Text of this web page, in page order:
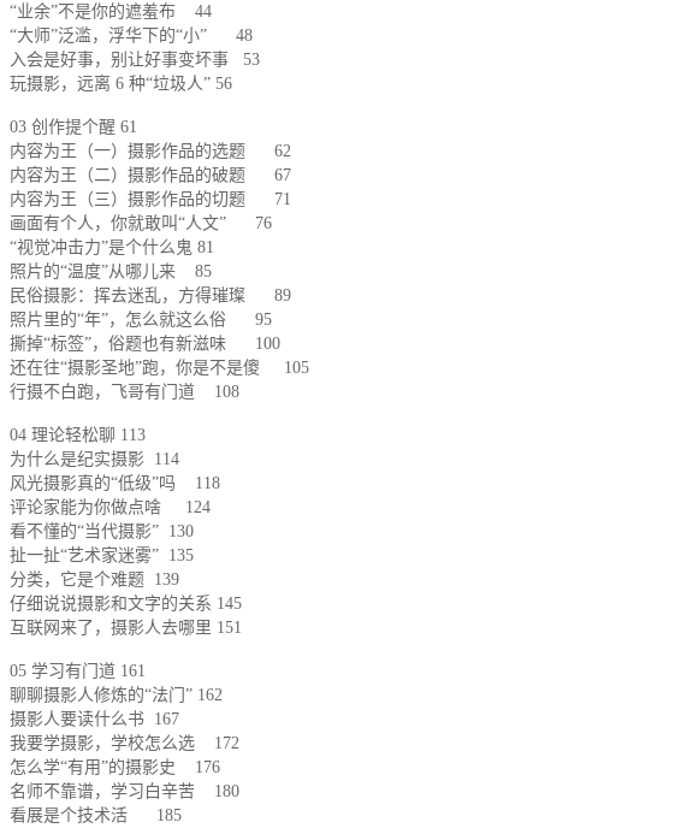
“业余”不是你的遮羞布 44
“大师”泛滥，浮华下的“小” 48
入会是好事，别让好事变坏事 53
玩摄影，远离 6 种“垃圾人” 56
03 创作提个醒 61
内容为王（一）摄影作品的选题 62
内容为王（二）摄影作品的破题 67
内容为王（三）摄影作品的切题 71
画面有个人，你就敢叫“人文” 76
“视觉冲击力”是个什么鬼 81
照片的“温度”从哪儿来 85
民俗摄影：挥去迷乱，方得璀璨 89
照片里的“年”，怎么就这么俗 95
撕掉“标签”，俗题也有新滋味 100
还在往“摄影圣地”跑，你是不是傻 105
行摄不白跑，飞哥有门道 108
04 理论轻松聊 113
为什么是纪实摄影 114
风光摄影真的“低级”吗 118
评论家能为你做点啥 124
看不懂的“当代摄影” 130
扯一扯“艺术家迷雾” 135
分类，它是个难题 139
仔细说说摄影和文字的关系 145
互联网来了，摄影人去哪里 151
05 学习有门道 161
聊聊摄影人修炼的“法门” 162
摄影人要读什么书 167
我要学摄影，学校怎么选 172
怎么学“有用”的摄影史 176
名师不靠谱，学习白辛苦 180
看展是个技术活 185